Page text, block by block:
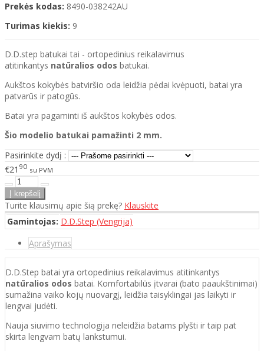
Prekės kodas: 8490-038242AU
Turimas kiekis: 9
D.D.step batukai tai - ortopedinius reikalavimus
atitinkantys natūralios odos batukai.
Aukštos kokybės batviršio oda leidžia pėdai kvėpuoti, batai yra
patvarūs ir patogūs.
Batai yra pagaminti iš aukštos kokybės odos.
Šio modelio batukai pamažinti 2 mm.
Pasirinkite dydį :
€21 90 su PVM
Turite klausimų apie šią prekę? Klauskite
Gamintojas: D.D.Step (Vengrija)
Aprašymas
D.D.Step batai yra ortopedinius reikalavimus atitinkantys
natūralios odos batai. Komfortabilūs įtvarai (bato paaukštinimai)
sumažina vaiko kojų nuovargį, leidžia taisyklingai jas laikyti ir
lengvai judėti.
Nauja siuvimo technologija neleidžia batams plyšti ir taip pat
skirta lengvam batų lankstumui.